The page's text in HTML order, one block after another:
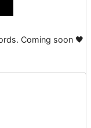
Coming soon 🖤